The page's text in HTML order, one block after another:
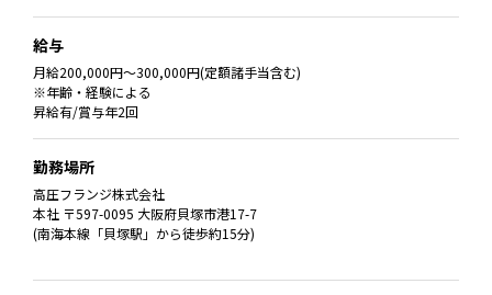
給与
月給200,000円〜300,000円(定額諸手当含む)
※年齢・経験による
昇給有/賞与年2回
勤務場所
高圧フランジ株式会社
本社 〒597-0095 大阪府貝塚市港17-7
(南海本線「貝塚駅」から徒歩約15分)